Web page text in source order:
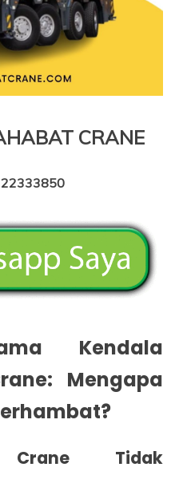
CRANE
Kendala
Mengapa
Tidak